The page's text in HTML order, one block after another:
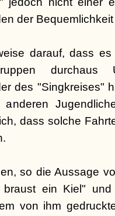
der
darauf, dass
durchaus
des "Singkreises"
dass solche
so die Aussage
ein Kiel"
von ihm